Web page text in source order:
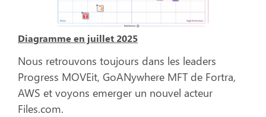
Diagramme en juillet 2025
Nous retrouvons toujours dans les leaders
Progress MOVEit, GoANywhere MFT de Fortra,
AWS et voyons emerger un nouvel acteur
Files.com.